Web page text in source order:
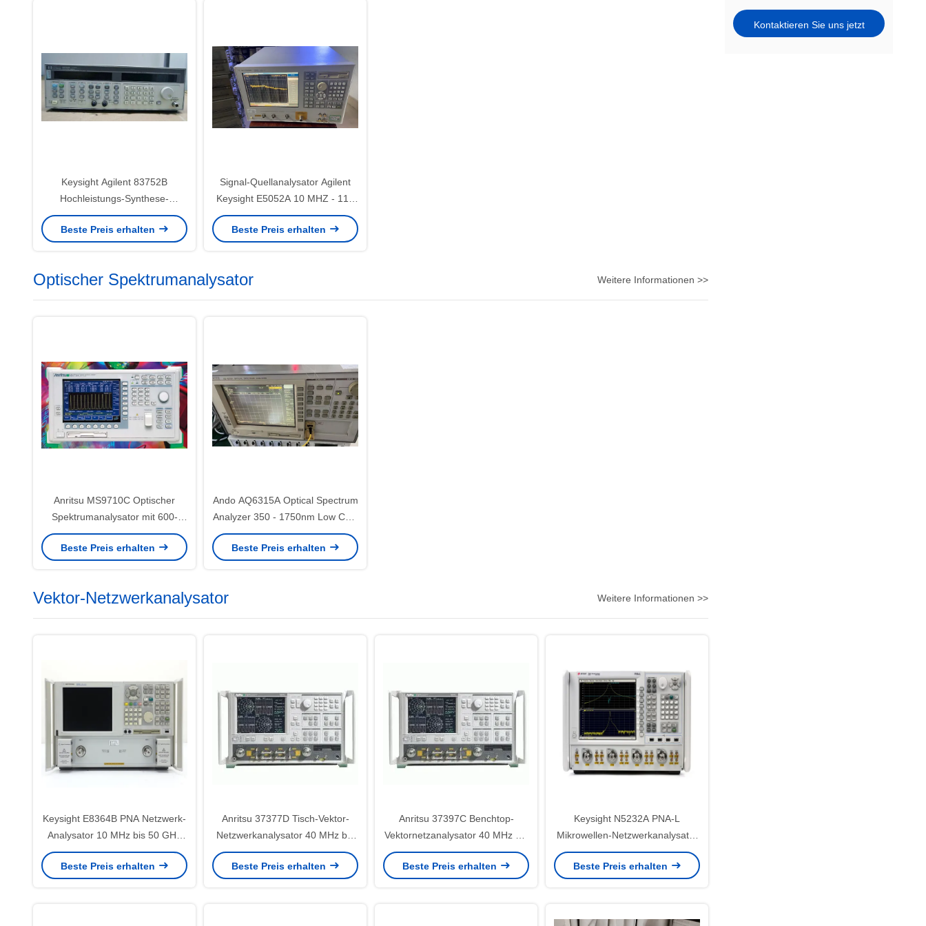
Kontaktieren Sie uns jetzt
Keysight Agilent 83752B
Hochleistungs-Synthese-
Sweeper-Signalgenerator 10
MHz bis 20 GHz
Beste Preis erhalten
Signal-Quellanalysator Agilent
Keysight E5052A 10 MHZ - 110
Gigahertz-Phasen-Geräusch-
Maß
Beste Preis erhalten
Optischer Spektrumanalysator Weitere Informationen >>
Anritsu MS9710C Optischer
Spektrumanalysator mit 600-
1750 nm Bereich, 50 pm RBW
und L-Band-Erweiterung
Beste Preis erhalten
Ando AQ6315A Optical Spectrum
Analyzer 350 - 1750nm Low Cost
Spectrum Analyzer
Beste Preis erhalten
Vektor-Netzwerkanalysator Weitere Informationen >>
Keysight E8364B PNA Netzwerk-
Analysator 10 MHz bis 50 GHz
mit 104 dB Dynamischer
Reichweite (vorgefertigt)
Beste Preis erhalten
Anritsu 37377D Tisch-Vektor-
Netzwerkanalysator 40 MHz bis
50 GHz Gebrauchte VNA
Beste Preis erhalten
Anritsu 37397C Benchtop-
Vektornetzanalysator 40 MHz bis
65 GHz Gebraucht-VNA
Beste Preis erhalten
Keysight N5232A PNA-L
Mikrowellen-Netzwerkanalysator
mit einem Frequenzbereich von
300 kHz bis 20 GHz und einem
Beste Preis erhalten